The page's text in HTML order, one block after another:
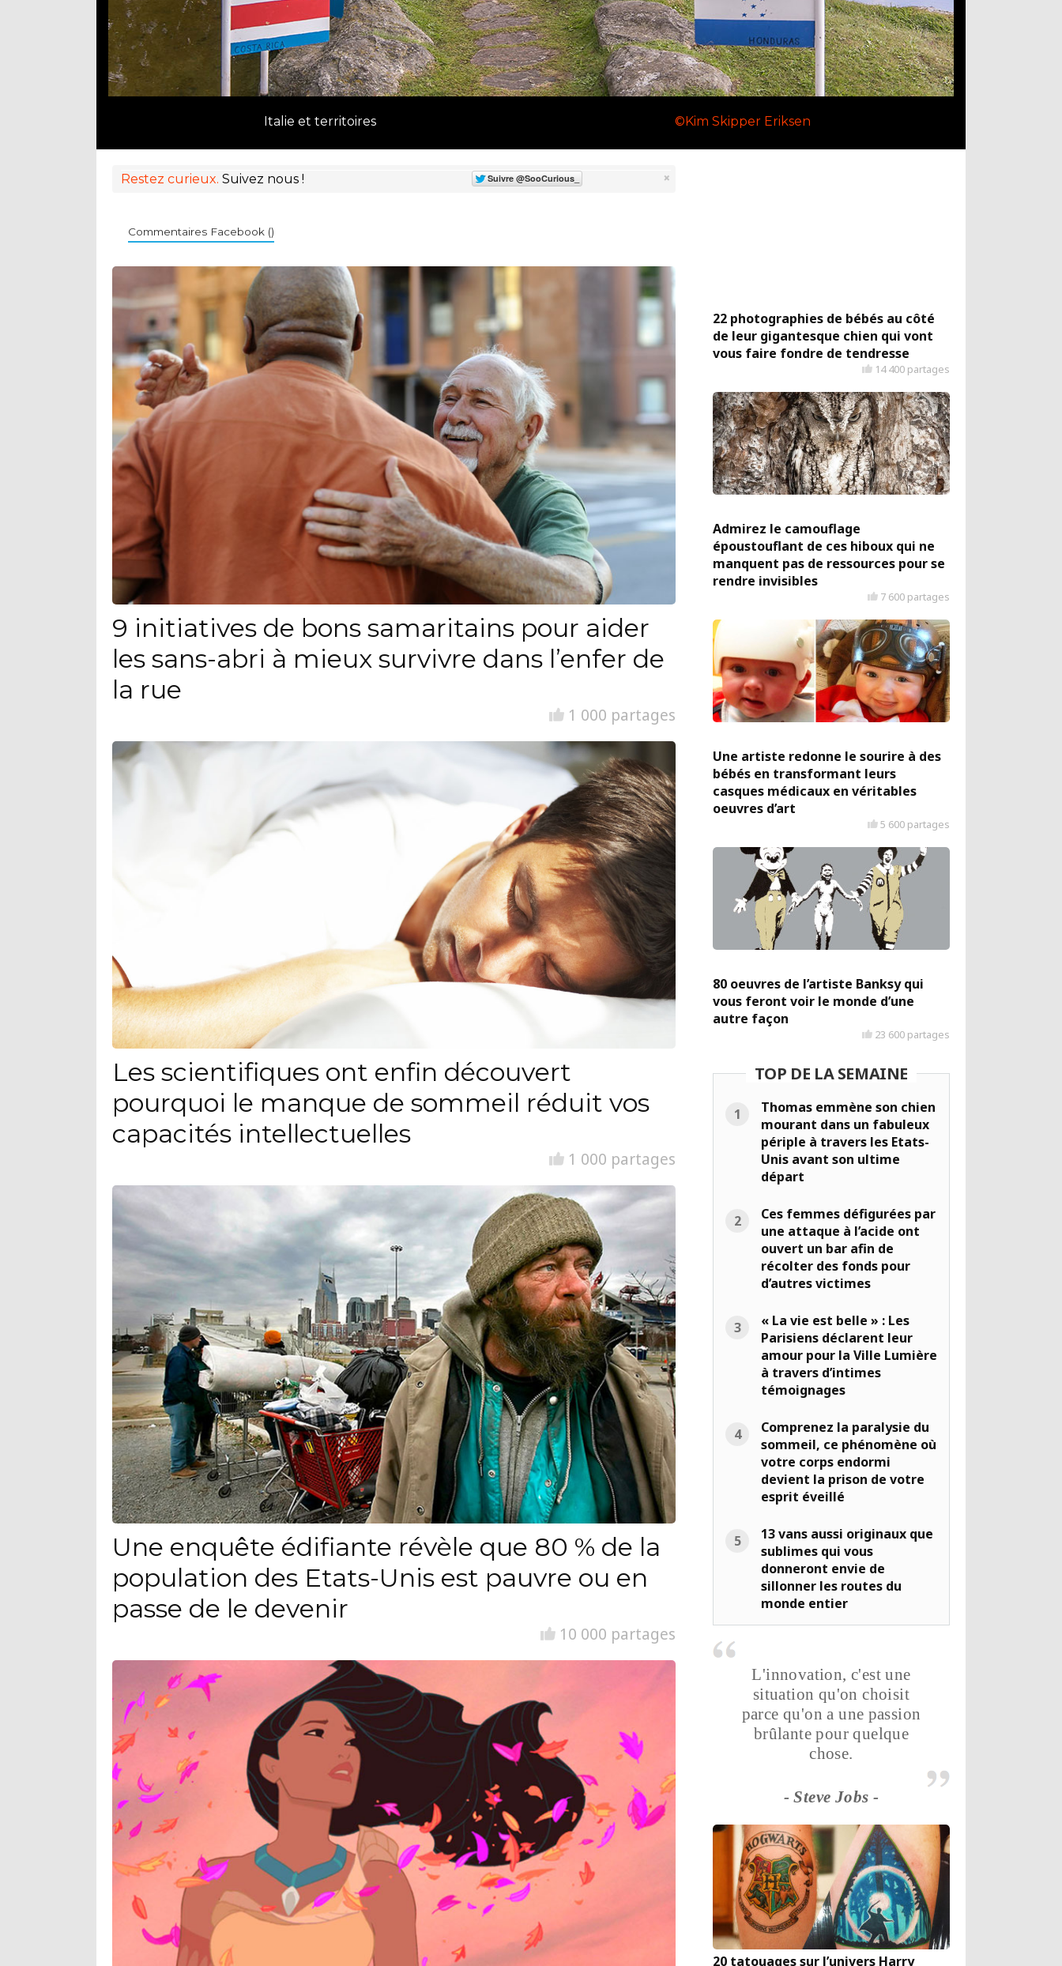
Italie et territoires ©Kim Skipper Eriksen
×
Restez curieux. Suivez nous !
Commentaires Facebook ()
9 initiatives de bons samaritains pour aider
les sans-abri à mieux survivre dans l’enfer de
la rue
1 000 partages
Les scientifiques ont enfin découvert
pourquoi le manque de sommeil réduit vos
capacités intellectuelles
1 000 partages
Une enquête édifiante révèle que 80 % de la
population des Etats-Unis est pauvre ou en
passe de le devenir
10 000 partages
22 photographies de bébés au côté
de leur gigantesque chien qui vont
vous faire fondre de tendresse
14 400 partages
Admirez le camouflage
époustouflant de ces hiboux qui ne
manquent pas de ressources pour se
rendre invisibles
7 600 partages
Une artiste redonne le sourire à des
bébés en transformant leurs
casques médicaux en véritables
oeuvres d’art
5 600 partages
80 oeuvres de l’artiste Banksy qui
vous feront voir le monde d’une
autre façon
23 600 partages
TOP DE LA SEMAINE
Thomas emmène son chien
mourant dans un fabuleux
périple à travers les Etats-
Unis avant son ultime
départ
Ces femmes défigurées par
une attaque à l’acide ont
ouvert un bar afin de
récolter des fonds pour
d’autres victimes
« La vie est belle » : Les
Parisiens déclarent leur
amour pour la Ville Lumière
à travers d’intimes
témoignages
Comprenez la paralysie du
sommeil, ce phénomène où
votre corps endormi
devient la prison de votre
esprit éveillé
13 vans aussi originaux que
sublimes qui vous
donneront envie de
sillonner les routes du
monde entier
L'innovation, c'est une
situation qu'on choisit
parce qu'on a une passion
brûlante pour quelque
chose.
- Steve Jobs -
20 tatouages sur l’univers Harry